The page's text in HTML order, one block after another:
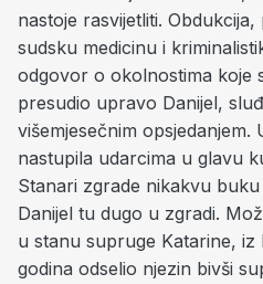
nastoje rasvijetliti.
sudsku medicinu i
odgovor o okolnostima koje
presudio upravo Danijel,
višemjesečnim
nastupila udarcima u glavu
Stanari zgrade nikakvu
Danijel tu dugo u zgradi.
u stanu supruge Katarine, iz
godina odselio njezin bivši